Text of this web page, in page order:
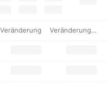
Veränderung Veränderung %